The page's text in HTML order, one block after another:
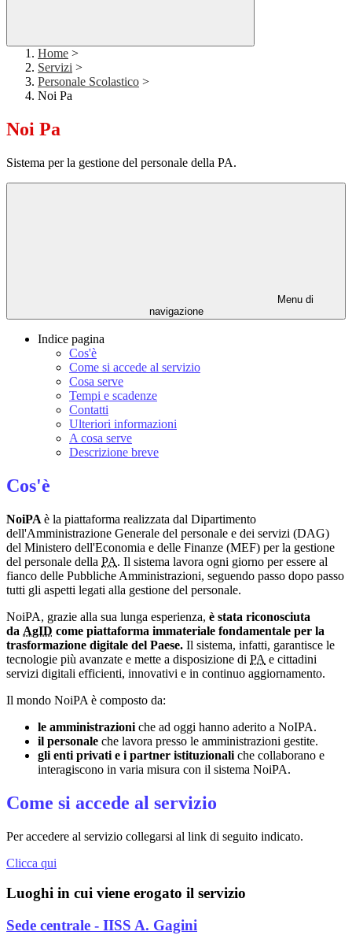
Home >
Servizi >
Personale Scolastico >
Noi Pa
Noi Pa
Sistema per la gestione del personale della PA.
Menu di
navigazione
Indice pagina
Cos'è
Come si accede al servizio
Cosa serve
Tempi e scadenze
Contatti
Ulteriori informazioni
A cosa serve
Descrizione breve
Cos'è
NoiPA è la piattaforma realizzata dal Dipartimento
dell'Amministrazione Generale del personale e dei servizi (DAG)
del Ministero dell'Economia e delle Finanze (MEF) per la gestione
del personale della PA. Il sistema lavora ogni giorno per essere al
fianco delle Pubbliche Amministrazioni, seguendo passo dopo passo
tutti gli aspetti legati alla gestione del personale.
NoiPA, grazie alla sua lunga esperienza, è stata riconosciuta
da AgID come piattaforma immateriale fondamentale per la
trasformazione digitale del Paese. Il sistema, infatti, garantisce le
tecnologie più avanzate e mette a disposizione di PA e cittadini
servizi digitali efficienti, innovativi e in continuo aggiornamento.
Il mondo NoiPA è composto da:
le amministrazioni che ad oggi hanno aderito a NoIPA.
il personale che lavora presso le amministrazioni gestite.
gli enti privati e i partner istituzionali che collaborano e
interagiscono in varia misura con il sistema NoiPA.
Come si accede al servizio
Per accedere al servizio collegarsi al link di seguito indicato.
Clicca qui
Luoghi in cui viene erogato il servizio
Sede centrale - IISS A. Gagini